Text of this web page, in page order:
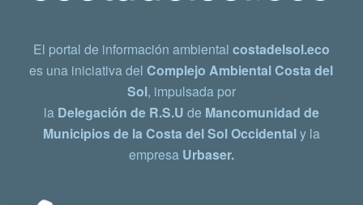
El portal de información ambiental costadelsol.eco
es una iniciativa delComplejo Ambiental Costa del
Sol, impulsada por
la Delegación de R.S.U de Mancomunidad de
Municipios de la Costa del Sol Occidentaly la
empresa Urbaser.